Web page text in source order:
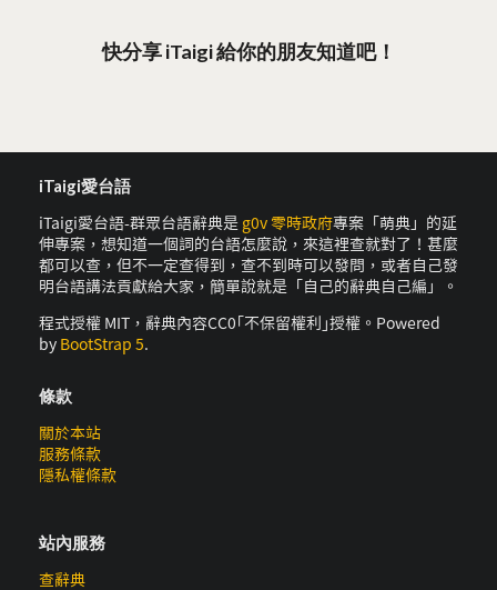
快分享 iTaigi 給你的朋友知道吧！
iTaigi愛台語
iTaigi愛台語-群眾台語辭典是 g0v 零時政府專案「萌典」的延
伸專案，想知道一個詞的台語怎麼說，來這裡查就對了！甚麼
都可以查，但不一定查得到，查不到時可以發問，或者自己發
明台語講法貢獻給大家，簡單說就是「自己的辭典自己編」。
程式授權 MIT，辭典內容CC0｢不保留權利｣授權。Powered
by BootStrap 5.
條款
關於本站
服務條款
隱私權條款
站內服務
查辭典